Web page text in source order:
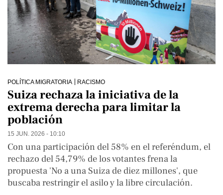
POLÍTICA MIGRATORIA RACISMO
Suiza rechaza la iniciativa de la
extrema derecha para limitar la
población
15 JUN. 2026 - 10:10
Con una participación del 58% en el referéndum, el
rechazo del 54,79% de los votantes frena la
propuesta 'No a una Suiza de diez millones', que
buscaba restringir el asilo y la libre circulación.